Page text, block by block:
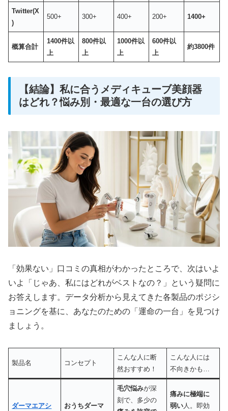
Twitter(X
)
500+ 300+ 400+ 200+ 1400+
概算合計
1400件以
上
800件以
上
1000件以
上
600件以
上
約3800件
【結論】私に合うメディキューブ美顔器
はどれ？悩み別・最適な一台の選び方
「効果ない」口コミの真相がわかったところで、次はいよ
いよ「じゃあ、私にはどれがベストなの？」という疑問に
お答えします。データ分析から見えてきた各製品のポジシ
ョニングを基に、あなたのための「運命の一台」を見つけ
ましょう。
製品名 コンセプト
こんな人に断
然おすすめ！
こんな人には
不向きかも…
ダーマエアシ おうちダーマ
毛穴悩みが深
刻で、多少の
痛みに極端に
弱い 人。即効